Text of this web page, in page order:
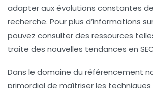
adapter aux évolutions constantes
recherche. Pour plus d’informations
pouvez consulter des ressources
traite des nouvelles tendances en
Dans le domaine du référencement
primordial de maîtriser les